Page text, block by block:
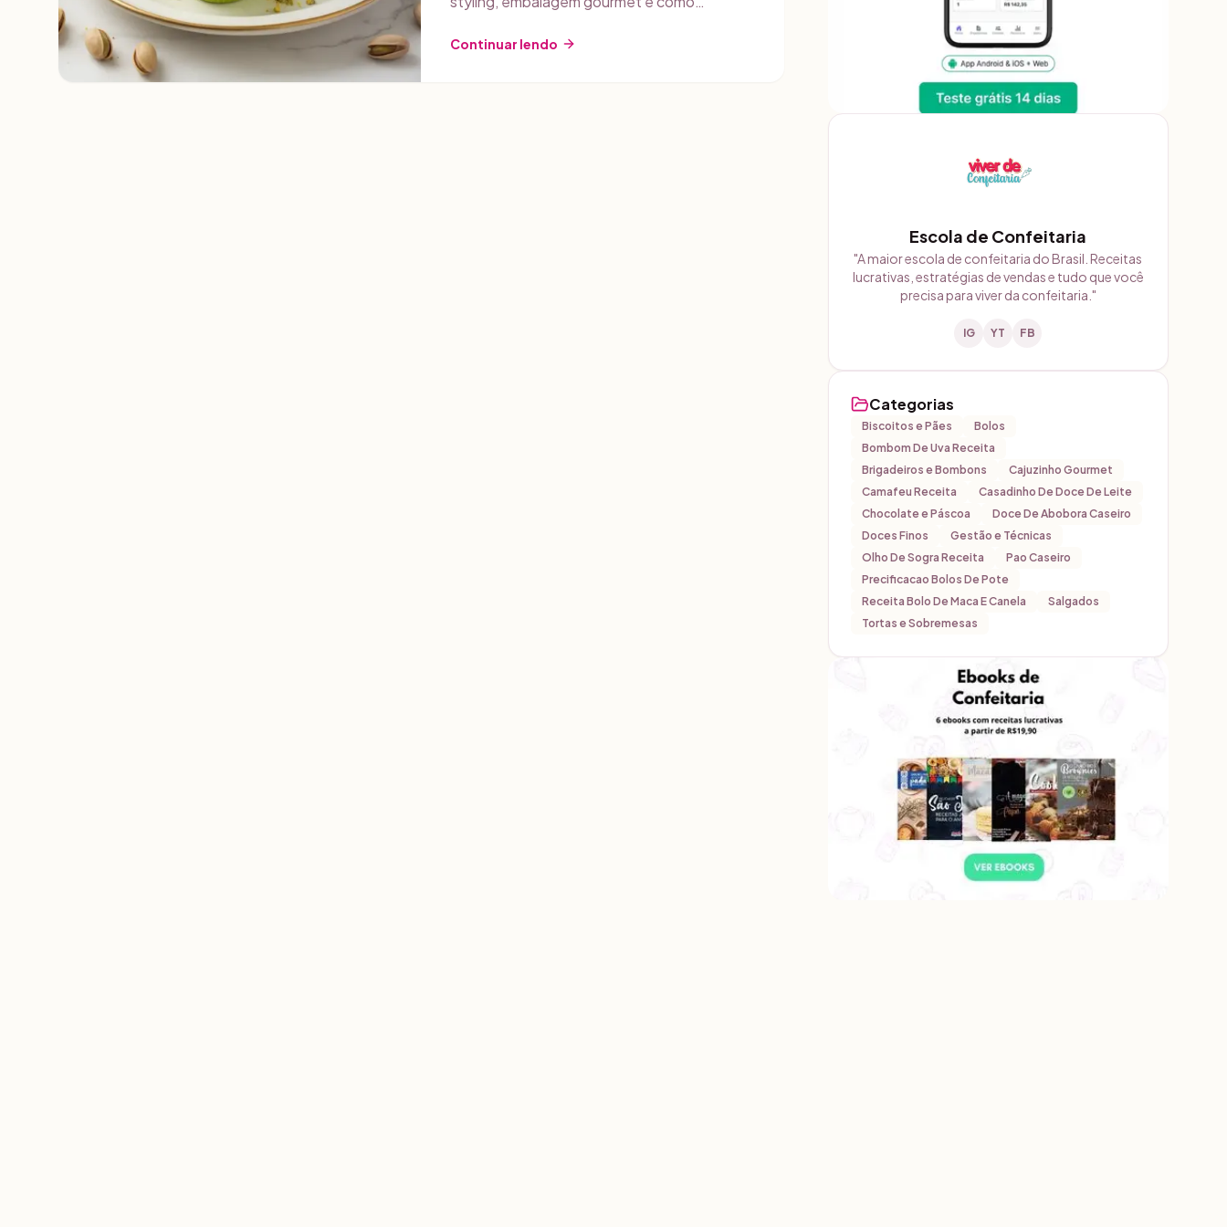
Continuar lendo
Escola de Confeitaria
"A maior escola de confeitaria do Brasil. Receitas
lucrativas, estratégias de vendas e tudo que você
precisa para viver da confeitaria. "
IG YT FB
Categorias
Biscoitos e Pães
Bolos
Bombom De Uva Receita
Brigadeiros e Bombons
Cajuzinho Gourmet
Camafeu Receita
Casadinho De Doce De Leite
Chocolate e Páscoa
Doce De Abobora Caseiro
Doces Finos
Gestão e Técnicas
Olho De Sogra Receita
Pao Caseiro
Precificacao Bolos De Pote
Receita Bolo De Maca E Canela
Salgados
Tortas e Sobremesas